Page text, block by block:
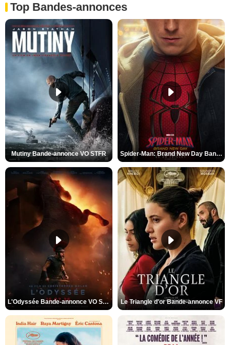
Top Bandes-annonces
Mutiny Bande-annonce VO STFR Spider-Man: Brand New Day Bande-annonce VO STFR
L'Odyssée Bande-annonce VO STFR Le Triangle d'or Bande-annonce VF